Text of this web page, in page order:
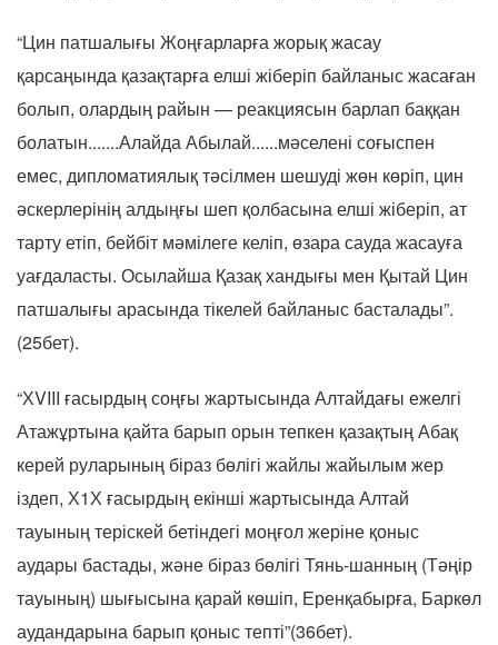
“Цин патшалығы Жоңғарларға жорық жасау
қарсаңында қазақтарға елші жіберіп байланыс жасаған
болып, олардың райын — реакциясын барлап баққан
болатын.......Алайда Абылай......мәселені соғыспен
емес, дипломатиялық тәсілмен шешуді жөн көріп, цин
әскерлерінің алдыңғы шеп қолбасына елші жіберіп, ат
тарту етіп, бейбіт мәмілеге келіп, өзара сауда жасауға
уағдаласты. Осылайша Қазақ хандығы мен Қытай Цин
патшалығы арасында тікелей байланыс басталады”.
(25бет).
“ХVIII ғасырдың соңғы жартысында Алтайдағы ежелгі
Атажұртына қайта барып орын тепкен қазақтың Абақ
керей руларының біраз бөлігі жайлы жайылым жер
іздеп, Х1Х ғасырдың екінші жартысында Алтай
тауының теріскей бетіндегі моңғол жеріне қоныс
аудары бастады, және біраз бөлігі Тянь-шанның (Тәңір
тауының) шығысына қарай көшіп, Еренқабырға, Баркөл
аудандарына барып қоныс тепті”(36бет).